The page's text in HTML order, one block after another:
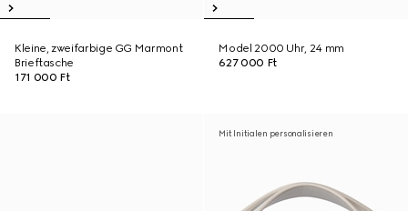
Kleine, zweifarbige GG Marmont
Brieftasche
171 000 Ft
Model 2000 Uhr, 24 mm
627 000 Ft
Mit Initialen personalisieren